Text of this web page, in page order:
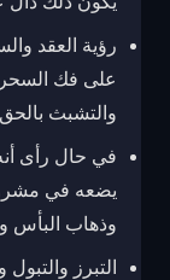
رؤية العقد
على فك السحر
والتشبث بالحق
في حال رأى
يضعه في
وذهاب البأس
التبرز